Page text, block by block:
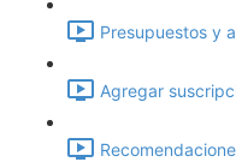
Presupuestos y
Agregar